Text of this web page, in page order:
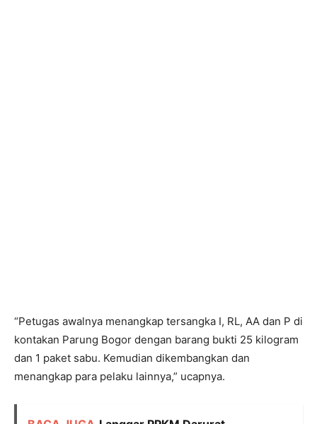
“Petugas awalnya menangkap tersangka I, RL, AA dan P di
kontakan Parung Bogor dengan barang bukti 25 kilogram
dan 1 paket sabu. Kemudian dikembangkan dan
menangkap para pelaku lainnya,” ucapnya.